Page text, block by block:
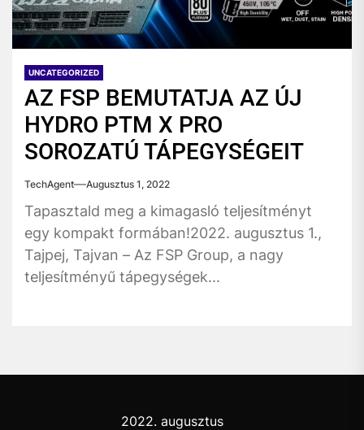
UNCATEGORIZED
AZ FSP BEMUTATJA AZ ÚJ
HYDRO PTM X PRO
SOROZATÚ TÁPEGYSÉGEIT
TechAgent Augusztus 1, 2022
Tapasztald meg a kimagasló teljesítményt
egy kompakt formában!2022. augusztus 1.,
Tajpej, Tajvan – Az FSP Group, a nagy
teljesítményű tápegységek...
2022. augusztus